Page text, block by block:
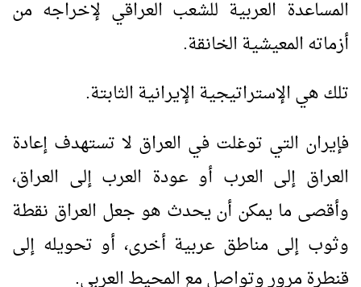
المساعدة العربية للشعب العراقي لإخراجه من
أزماته المعيشية الخانقة.
تلك هي الإستراتيجية الإيرانية الثابتة.
فإيران التي توغلت في العراق لا تستهدف إعادة
العراق إلى العرب أو عودة العرب إلى العراق،
وأقصى ما يمكن أن يحدث هو جعل العراق نقطة
وثوب إلى مناطق عربية أخرى، أو تحويله إلى
قنطرة مرور وتواصل مع المحيط العربي.